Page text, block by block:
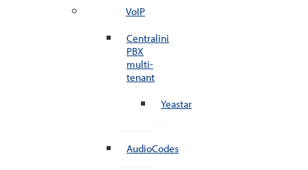
VoIP
Centralini
PBX
multi-
tenant
Yeastar
AudioCodes